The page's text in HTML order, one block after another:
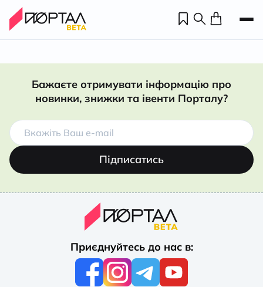
Бажаєте отримувати інформацію про
новинки, знижки та івенти Порталу?
Підписатись
Приєднуйтесь до нас в: